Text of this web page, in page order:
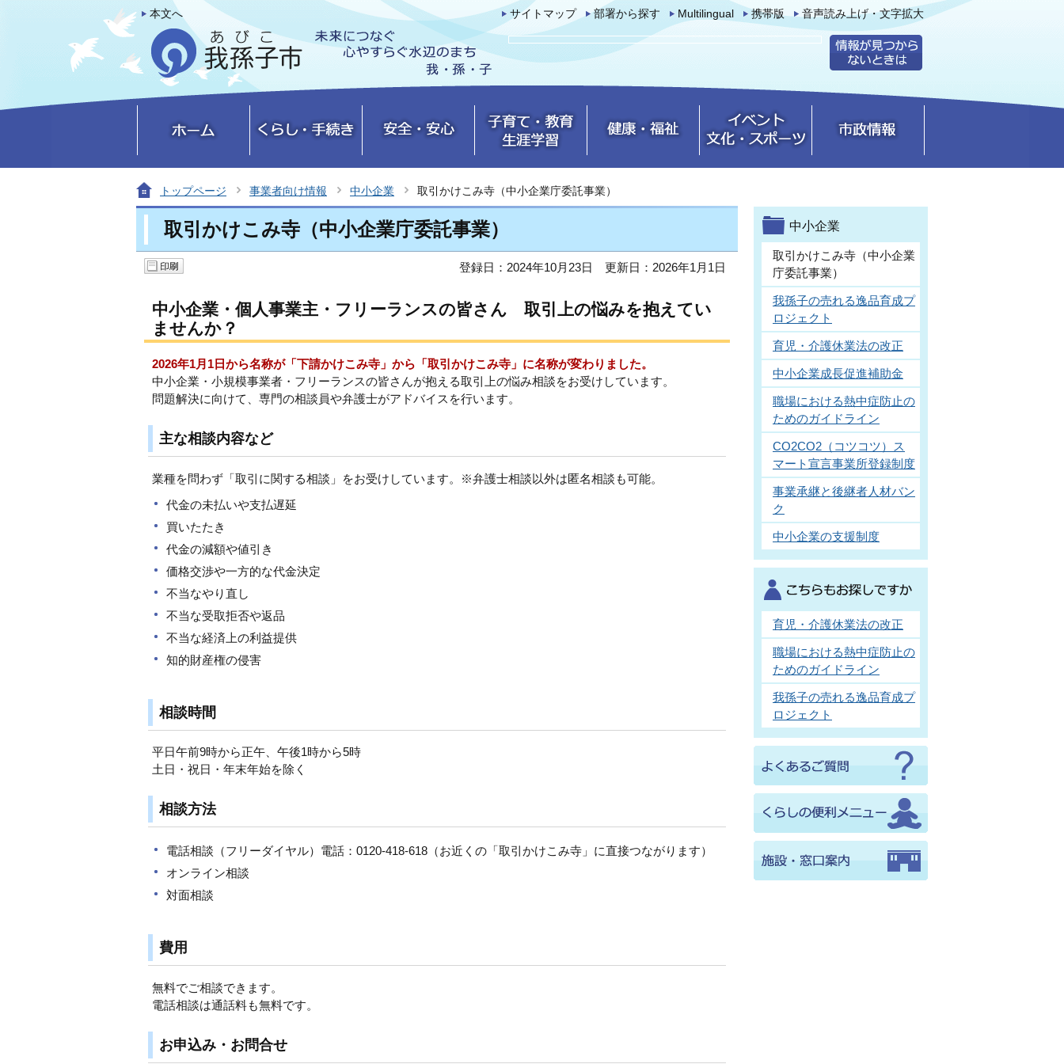
本文へ サイトマップ 部署から探す Multilingual 携帯版 音声読み上げ・文字拡大
トップページ 事業者向け情報 中小企業 取引かけこみ寺（中小企業庁委託事業）
取引かけこみ寺（中小企業庁委託事業）
登録日：2024年10月23日 更新日：2026年1月1日
中小企業・個人事業主・フリーランスの皆さん 取引上の悩みを抱えてい
ませんか？
2026年1月1日から名称が「下請かけこみ寺」から「取引かけこみ寺」に名称が変わりました。
中小企業・小規模事業者・フリーランスの皆さんが抱える取引上の悩み相談をお受けしています。
問題解決に向けて、専門の相談員や弁護士がアドバイスを行います。
主な相談内容など
業種を問わず「取引に関する相談」をお受けしています。※弁護士相談以外は匿名相談も可能。
代金の未払いや支払遅延
買いたたき
代金の減額や値引き
価格交渉や一方的な代金決定
不当なやり直し
不当な受取拒否や返品
不当な経済上の利益提供
知的財産権の侵害
相談時間
平日午前9時から正午、午後1時から5時
土日・祝日・年末年始を除く
相談方法
電話相談（フリーダイヤル）電話：0120-418-618（お近くの「取引かけこみ寺」に直接つながります）
オンライン相談
対面相談
費用
無料でご相談できます。
電話相談は通話料も無料です。
お申込み・お問合せ
中小企業
取引かけこみ寺（中小企業
庁委託事業）
我孫子の売れる逸品育成プ
ロジェクト
育児・介護休業法の改正
中小企業成長促進補助金
職場における熱中症防止の
ためのガイドライン
CO2CO2（コツコツ）ス
マート宣言事業所登録制度
事業承継と後継者人材バン
ク
中小企業の支援制度
育児・介護休業法の改正
職場における熱中症防止の
ためのガイドライン
我孫子の売れる逸品育成プ
ロジェクト